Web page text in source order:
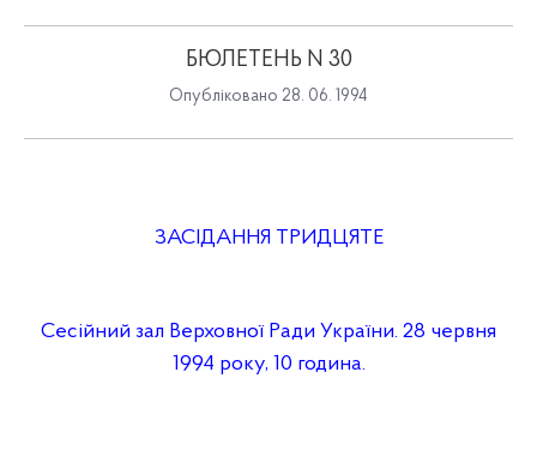
БЮЛЕТЕНЬ N 30
Опубліковано 28. 06. 1994
ЗАСІДАННЯ ТРИДЦЯТЕ
Сесійний зал Верховної Ради України. 28 червня
1994 року, 10 година.